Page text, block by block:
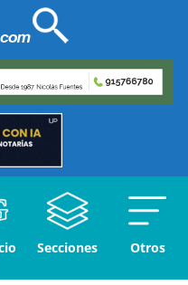
Secciones Otros